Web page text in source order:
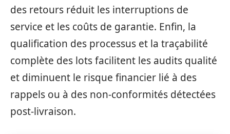
des retours réduit les interruptions de
service et les coûts de garantie. Enfin, la
qualification des processus et la traçabilité
complète des lots facilitent les audits qualité
et diminuent le risque financier lié à des
rappels ou à des non-conformités détectées
post-livraison.